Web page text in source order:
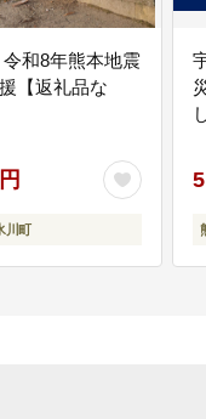
令和8年熊本地震
【返礼品な
川町